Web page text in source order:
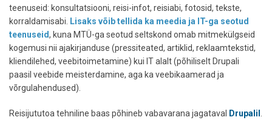
teenuseid: konsultatsiooni, reisi-infot, reisiabi, fotosid, tekste,
korraldamisabi.
Lisaks võib tellida ka meedia ja IT-ga seotud
teenuseid, kuna MTÜ-ga seotud seltskond omab mitmekülgseid
kogemusi nii ajakirjanduse (pressiteated, artiklid, reklaamtekstid,
kliendilehed, veebitoimetamine) kui IT alalt (põhiliselt Drupali
paasil veebide meisterdamine, aga ka veebikaamerad ja
võrgulahendused).
Reisijututoa tehniline baas põhineb vabavarana jagataval Drupalil